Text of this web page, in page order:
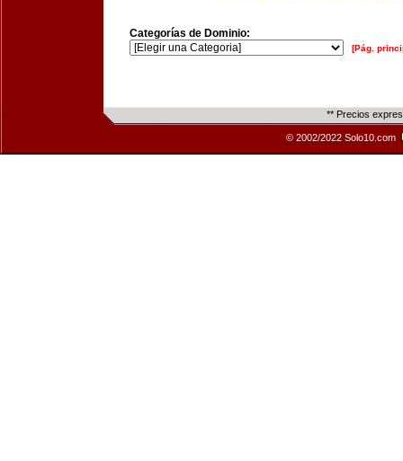
Categorías de Dominio:
[Pág.
** Precios
© 2002/2022 Solo10.com